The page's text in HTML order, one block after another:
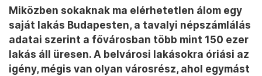
Miközben sokaknak ma elérhetetlen álom egy
saját lakás Budapesten, a tavalyi népszámlálás
adatai szerint a fővárosban több mint 150 ezer
lakás áll üresen. A belvárosi lakásokra óriási az
igény, mégis van olyan városrész, ahol egymást